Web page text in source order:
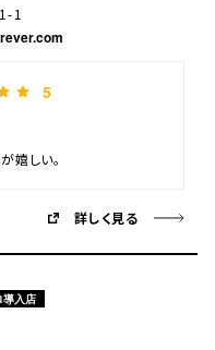
1
5
嬉しい。
詳しく見る
導入店